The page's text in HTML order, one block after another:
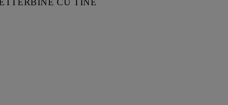
BINE CU TINE